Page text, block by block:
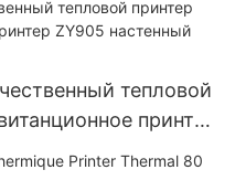
тепловой
принтер
Wi -Fi